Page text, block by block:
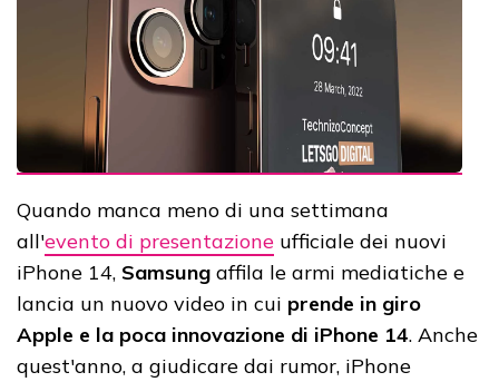
Quando manca meno di una settimana
all'evento di presentazione ufficiale dei nuovi
iPhone 14, Samsung affila le armi mediatiche e
lancia un nuovo video in cui prende in giro
Apple e la poca innovazione di iPhone 14. Anche
quest'anno, a giudicare dai rumor, iPhone